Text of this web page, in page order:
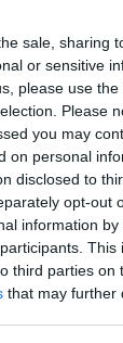
sale, sharing
or sensitive
please use
Please
you may
on personal
disclosed to
opt-out
information
third parties on
that may further